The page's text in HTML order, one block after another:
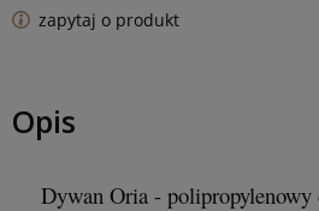
zapytaj o produkt
Opis
Dywan Oria -